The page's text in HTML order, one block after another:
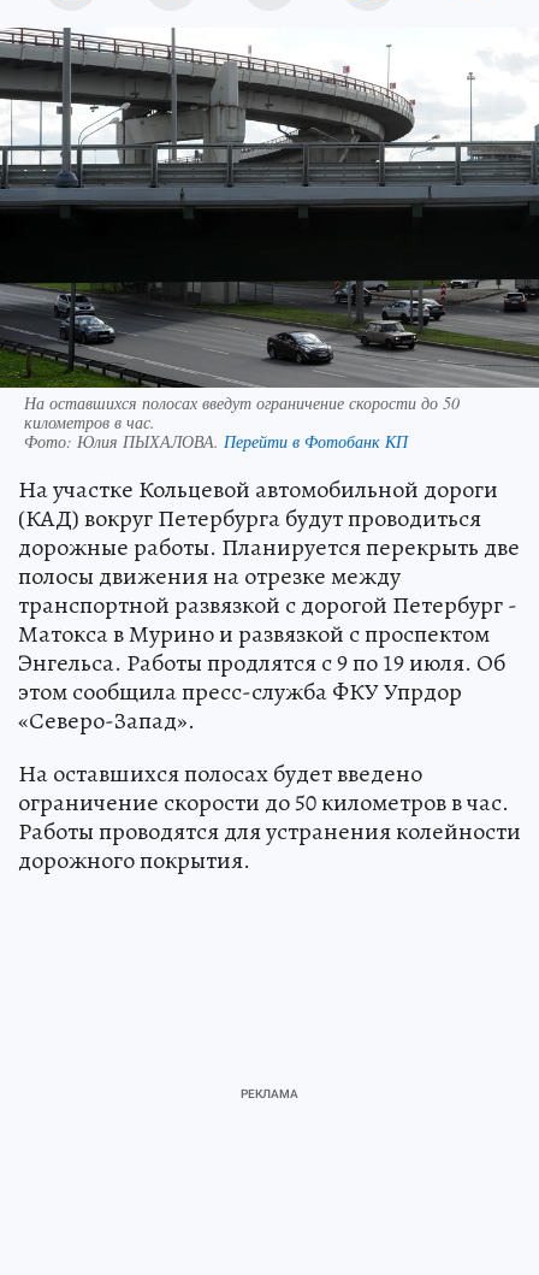
На оставшихся полосах введут ограничение скорости до 50
километров в час.
Фото: Юлия ПЫХАЛОВА. Перейти в Фотобанк КП
На участке Кольцевой автомобильной дороги
(КАД) вокруг Петербурга будут проводиться
дорожные работы. Планируется перекрыть две
полосы движения на отрезке между
транспортной развязкой с дорогой Петербург -
Матокса в Мурино и развязкой с проспектом
Энгельса. Работы продлятся с 9 по 19 июля. Об
этом сообщила пресс-служба ФКУ Упрдор
«Северо-Запад».
На оставшихся полосах будет введено
ограничение скорости до 50 километров в час.
Работы проводятся для устранения колейности
дорожного покрытия.